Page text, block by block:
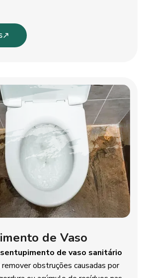
de Vaso
de vaso sanitário
obstruções causadas por